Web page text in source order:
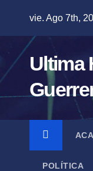
contenido
vie. Ago 7th,
Ultima
POLÍTICA